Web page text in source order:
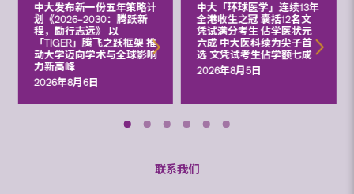
中大发布新一份五年策略计
划《2026‒2030：腾跃新
程，励行志远》 以
「TIGER」腾飞之跃框架 推
动大学迈向学术与全球影响
力新高峰
2026年8月6日
中大「环球医学」连续13年
全港收生之冠 囊括12名文
凭试满分考生 佔学医状元
六成 中大医科续为尖子首
选 文凭试考生佔学额七成
2026年8月5日
联系我们